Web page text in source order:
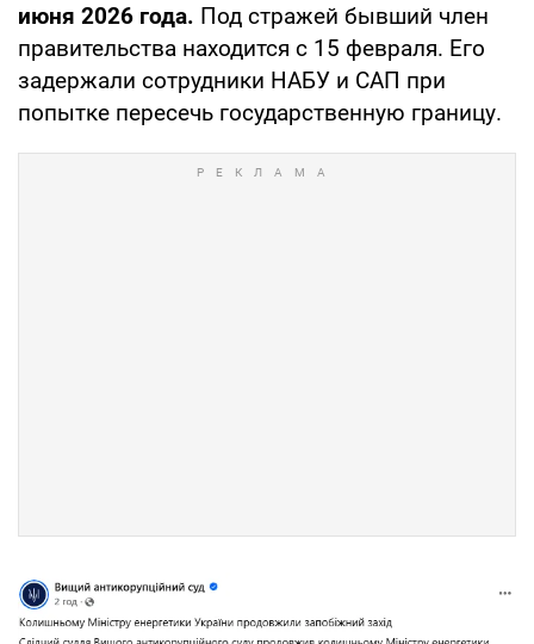
июня 2026 года. Под стражей бывший член
правительства находится с 15 февраля. Его
задержали сотрудники НАБУ и САП при
попытке пересечь государственную границу.